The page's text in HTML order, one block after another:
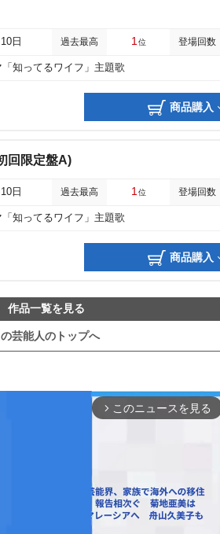
日 過去最高 1 位 登場回数
知ってるワイフ」主題歌
商品購入
回限定盤A)
日 過去最高 1 位 登場回数
知ってるワイフ」主題歌
商品購入
作品一覧を見る
芸能人のトップへ
arrow_forward_ios このニュースを見る